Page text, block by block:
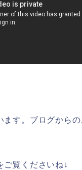
ます。ブログから
ご覧くださいね↓